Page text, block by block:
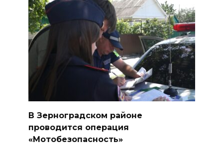
В Зерноградском районе
проводится операция
«Мотобезопасность»